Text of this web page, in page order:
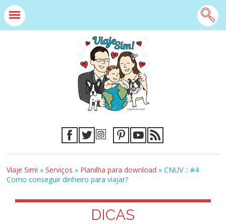
Viaje Sim! »Serviços » Planilha para download »CNUV :: #4
Como conseguir dinheiro para viajar?
DICAS